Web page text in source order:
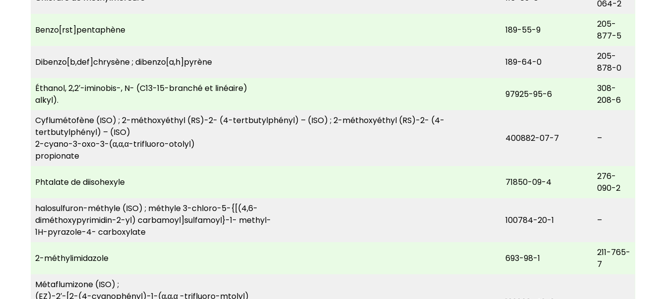
064-2
Benzo[rst]pentaphène 189-55-9
205-
877-5
Dibenzo[b,def]chrysène ; dibenzo[a,h]pyrène 189-64-0
205-
878-0
Éthanol, 2,2′-iminobis-, N- (C13-15-branché et linéaire)
alkyl).
97925-95-6
308-
208-6
Cyflumétofène (ISO) ; 2-méthoxyéthyl (RS)-2- (4-tertbutylphényl) – (ISO) ; 2-méthoxyéthyl (RS)-2- (4-
tertbutylphényl) – (ISO)
2-cyano-3-oxo-3-(α,α,α-trifluoro-otolyl)
propionate
400882-07-7 –
Phtalate de diisohexyle 71850-09-4
276-
090-2
halosulfuron-méthyle (ISO) ; méthyle 3-chloro-5-{[(4,6-
diméthoxypyrimidin-2-yl) carbamoyl]sulfamoyl}-1- methyl-
1H-pyrazole-4- carboxylate
100784-20-1 –
2-méthylimidazole 693-98-1
211-765-
7
Métaflumizone (ISO) ;
(EZ)-2′-[2-(4-cyanophényl)-1-(α,α,α -trifluoro-mtolyl)